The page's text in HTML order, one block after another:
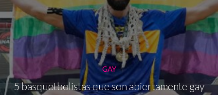
GAY
5 basquetbolistas que son abiertamente gay